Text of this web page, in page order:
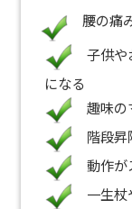
腰の痛
子供や
になる
趣味の
階段昇
動作が
一生杖